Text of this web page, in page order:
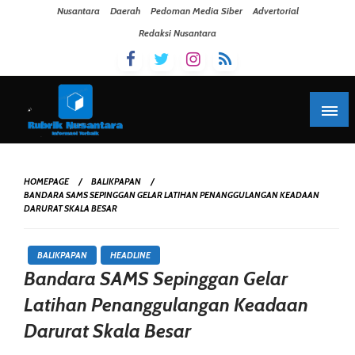
Nusantara Daerah Pedoman Media Siber
Advertorial
Redaksi Nusantara
HOMEPAGE
BALIKPAPAN
BANDARA SAMS SEPINGGAN GELAR LATIHAN PENANGGULANGAN KEADAAN
DARURAT SKALA BESAR
BALIKPAPAN HEADLINE
Bandara SAMS Sepinggan Gelar
Latihan Penanggulangan Keadaan
Darurat Skala Besar